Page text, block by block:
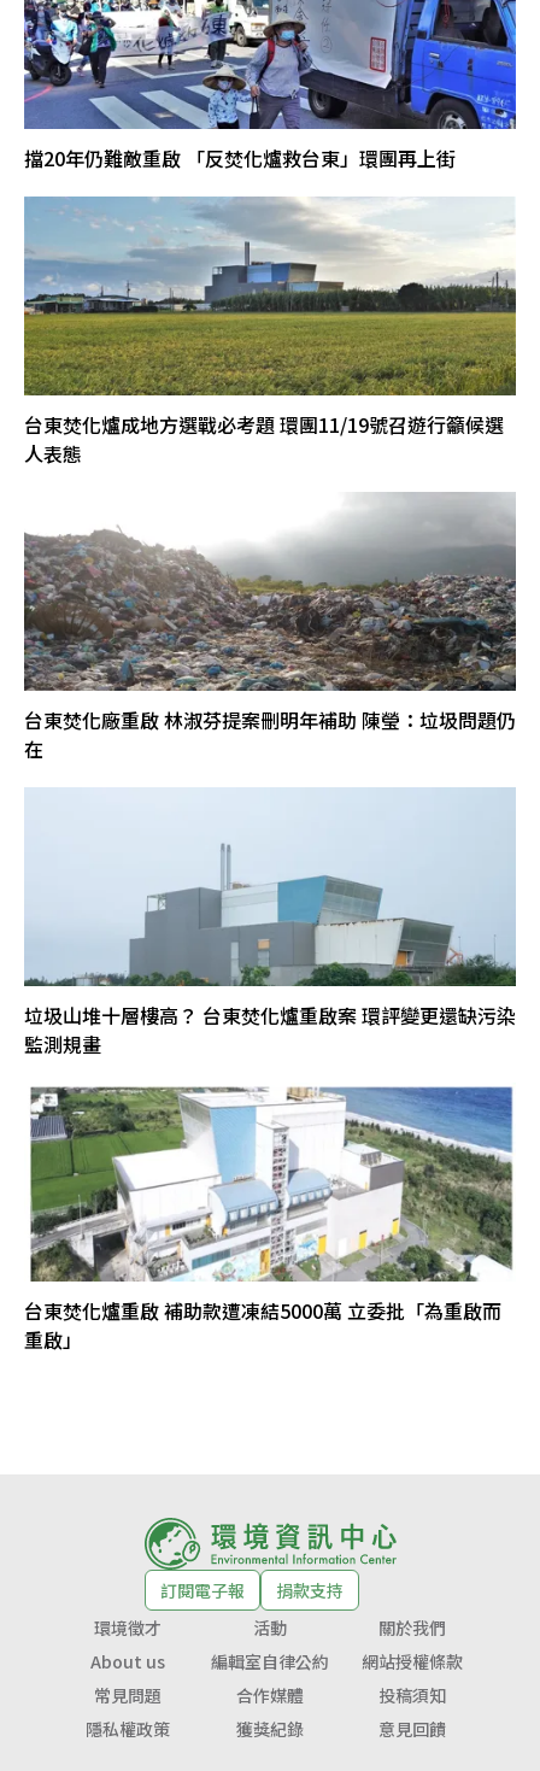
擋20年仍難敵重啟 「反焚化爐救台東」環團再上街
台東焚化爐成地方選戰必考題 環團11/19號召遊行籲候選
人表態
台東焚化廠重啟 林淑芬提案刪明年補助 陳瑩：垃圾問題仍
在
垃圾山堆十層樓高？ 台東焚化爐重啟案 環評變更還缺污染
監測規畫
台東焚化爐重啟 補助款遭凍結5000萬 立委批「為重啟而
重啟」
訂閱電子報
捐款支持
環境徵才
活動
關於我們
About us
編輯室自律公約
網站授權條款
常見問題
合作媒體
投稿須知
隱私權政策
獲獎紀錄 意見回饋